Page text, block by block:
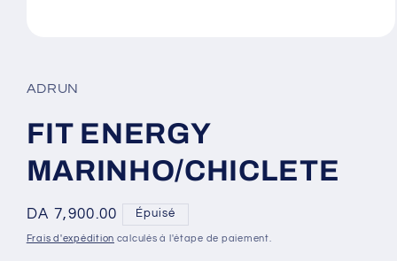
1
dans
fenêtre
modale
ADRUN
FIT ENERGY
MARINHO/CHICLETE
Prix
habituel
DA 7,900.00 Épuisé
Frais d'expédition calculés à l'étape de paiement.